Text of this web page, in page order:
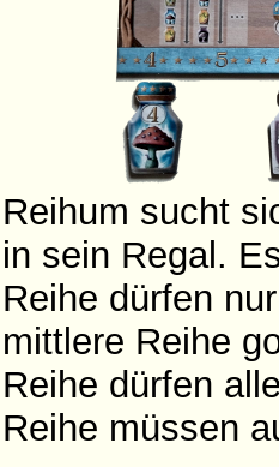
Reihum sucht
in sein Regal.
Reihe dürfen
mittlere Reihe
Reihe dürfen
Reihe müssen